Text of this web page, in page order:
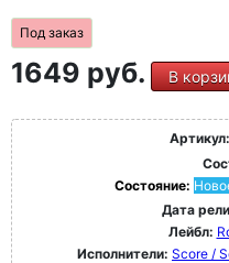
Под заказ
1649 руб. В
Артикул:
Состояние:
Дата
Лейбл:
Исполнители: Score /